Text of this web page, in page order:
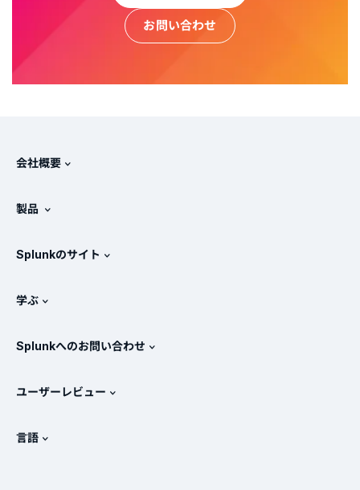
お問い合わせ
会社概要
Splunkと他社製品の比較
ニュースルーム
Splunkによる保護
SURGe
製品
価格
すべての製品を見る
Splunkのサイト
トレーニングと認定
Splunkストア
学ぶ
OpenTelemetryの概要
SOCのメトリクス
Splunkへのお問い合わせ
ユーザーレビュー
言語